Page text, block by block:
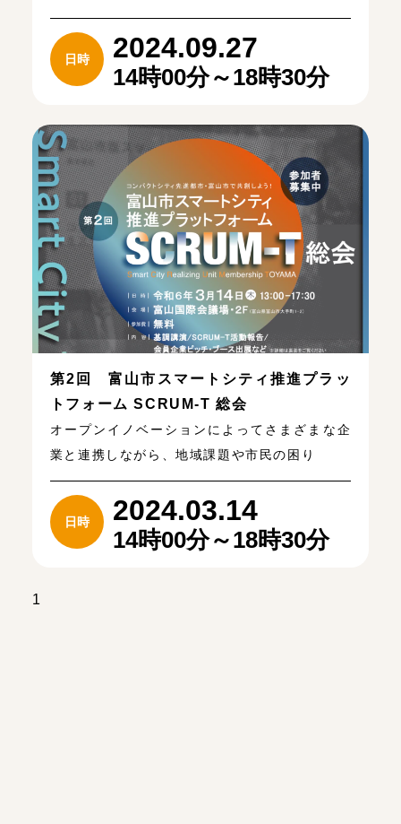
日時 2024.09.27
14時00分～18時30分
第2回 富山市スマートシティ推進プラッ
トフォーム SCRUM-T 総会
オープンイノベーションによってさまざまな企
業と連携しながら、地域課題や市民の困り
日時 2024.03.14
14時00分～18時30分
1